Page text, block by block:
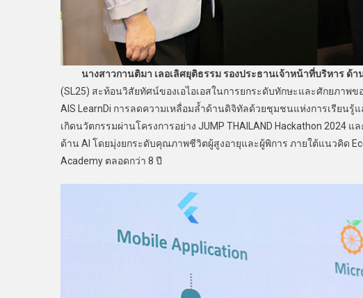
นางสาวกานติมา เลอเลิศยุติธรรม รองประธานเจ้าหน้าที่บริหาร ด้า
(SL25) สะท้อนวิสัยทัศน์ของเอไอเอสในการยกระดับทักษะและศักยภา
AIS LearnDi การลดความเหลื่อมล้ำด้านดิจิทัลด้วยชุมชนแห่งการเรียนรู้
เกิดนวัตกรรมผ่านโครงการอย่าง JUMP THAILAND Hackathon 2024
ด้าน AI โดยมุ่งยกระดับคุณภาพชีวิตผู้สูงอายุและผู้พิการ ภายใต้แนวคิด
Academy ตลอดกว่า 8 ปี